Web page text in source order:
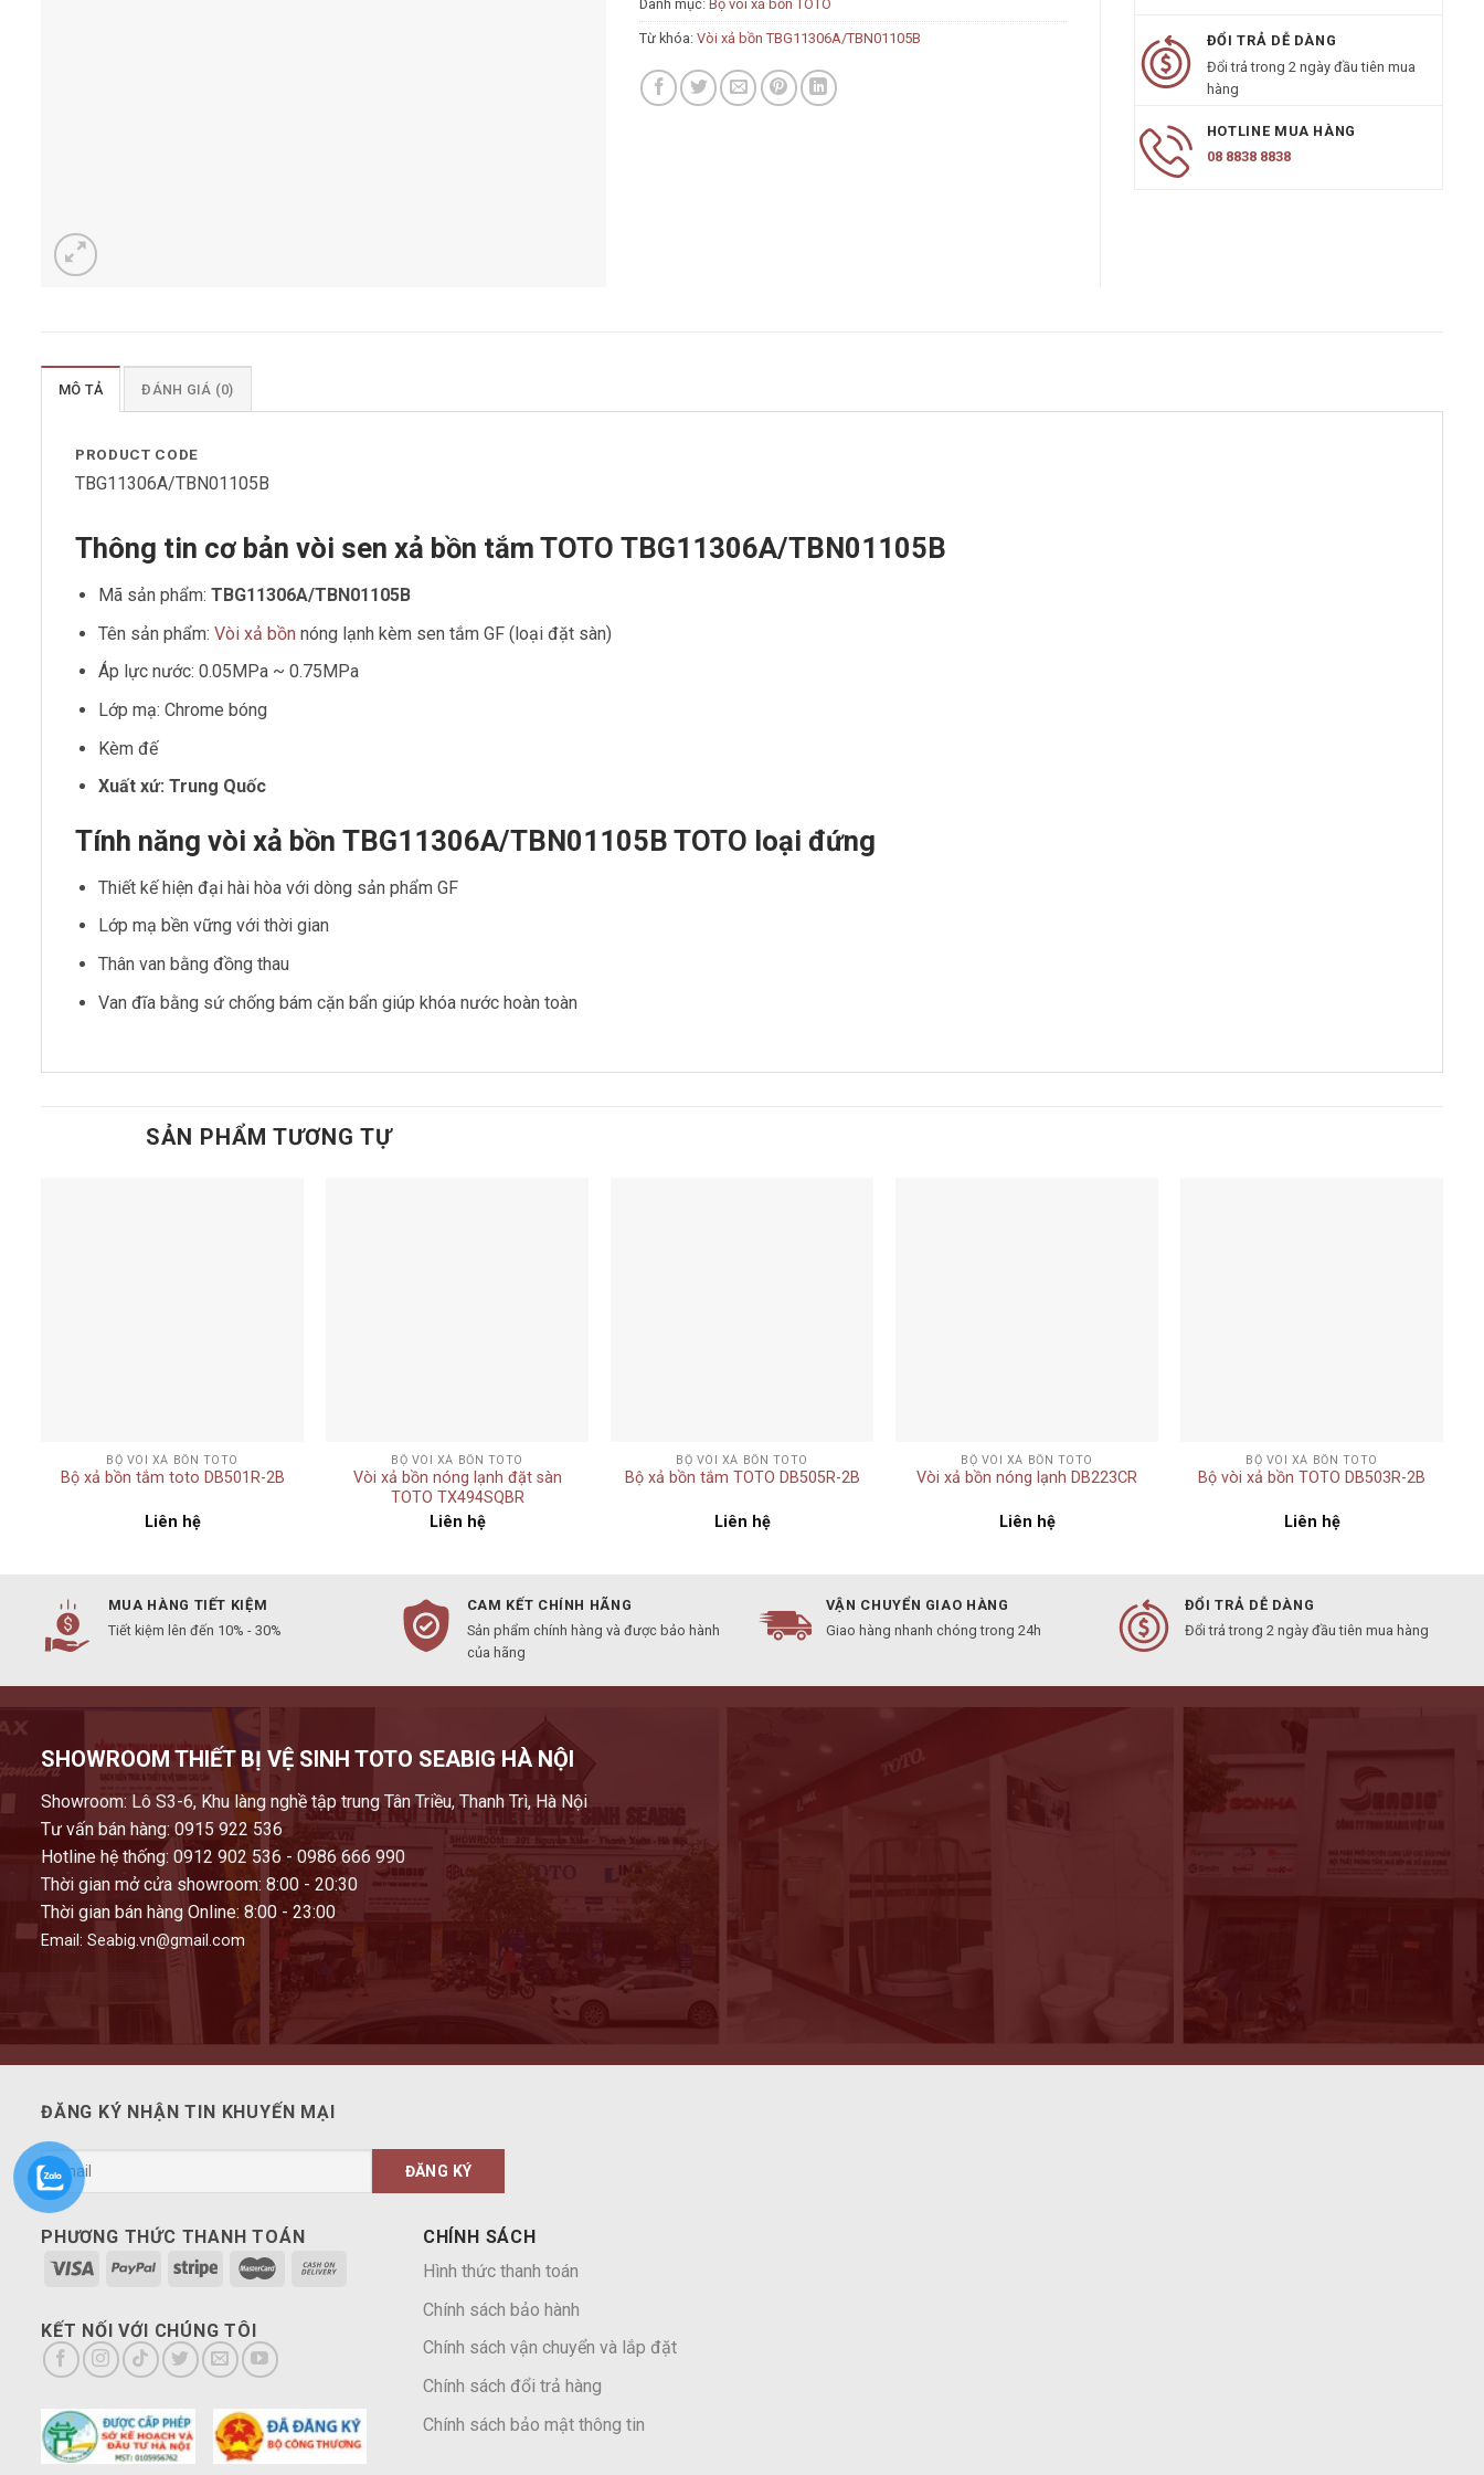
Danh mục: Bộ vòi xả bồn TOTO
Từ khóa: Vòi xả bồn TBG11306A/TBN01105B
ĐỔI TRẢ DỄ DÀNG
Đổi trả trong 2 ngày đầu tiên mua
hàng
HOTLINE MUA HÀNG
08 8838 8838
MÔ TẢ ĐÁNH GIÁ (0)
PRODUCT CODE
TBG11306A/TBN01105B
Thông tin cơ bản vòi sen xả bồn tắm TOTO TBG11306A/TBN01105B
Mã sản phẩm: TBG11306A/TBN01105B
Tên sản phẩm: Vòi xả bồn nóng lạnh kèm sen tắm GF (loại đặt sàn)
Áp lực nước: 0.05MPa ~ 0.75MPa
Lớp mạ: Chrome bóng
Kèm đế
Xuất xứ: Trung Quốc
Tính năng vòi xả bồn TBG11306A/TBN01105B TOTO loại đứng
Thiết kế hiện đại hài hòa với dòng sản phẩm GF
Lớp mạ bền vững với thời gian
Thân van bằng đồng thau
Van đĩa bằng sứ chống bám cặn bẩn giúp khóa nước hoàn toàn
SẢN PHẨM TƯƠNG TỰ
BỘ VÒI XẢ BỒN TOTO
Bộ xả bồn tắm toto DB501R-2B
Liên hệ
BỘ VÒI XẢ BỒN TOTO
Vòi xả bồn nóng lạnh đặt sàn
TOTO TX494SQBR
Liên hệ
BỘ VÒI XẢ BỒN TOTO
Bộ xả bồn tắm TOTO DB505R-2B
Liên hệ
BỘ VÒI XẢ BỒN TOTO
Vòi xả bồn nóng lạnh DB223CR
Liên hệ
BỘ VÒI XẢ BỒN TOTO
Bộ vòi xả bồn TOTO DB503R-2B
Liên hệ
MUA HÀNG TIẾT KIỆM
Tiết kiệm lên đến 10% - 30%
CAM KẾT CHÍNH HÃNG
Sản phẩm chính hàng và được bảo hành
của hãng
VẬN CHUYỂN GIAO HÀNG
Giao hàng nhanh chóng trong 24h
ĐỔI TRẢ DỄ DÀNG
Đổi trả trong 2 ngày đầu tiên mua hàng
SHOWROOM THIẾT BỊ VỆ SINH TOTO SEABIG HÀ NỘI
Showroom: Lô S3-6, Khu làng nghề tập trung Tân Triều, Thanh Trì, Hà Nội
Tư vấn bán hàng: 0915 922 536
Hotline hệ thống: 0912 902 536 - 0986 666 990
Thời gian mở cửa showroom: 8:00 - 20:30
Thời gian bán hàng Online: 8:00 - 23:00
Email: Seabig.vn@gmail.com
ĐĂNG KÝ NHẬN TIN KHUYẾN MẠI
PHƯƠNG THỨC THANH TOÁN
KẾT NỐI VỚI CHÚNG TÔI
CHÍNH SÁCH
Hình thức thanh toán
Chính sách bảo hành
Chính sách vận chuyển và lắp đặt
Chính sách đổi trả hàng
Chính sách bảo mật thông tin